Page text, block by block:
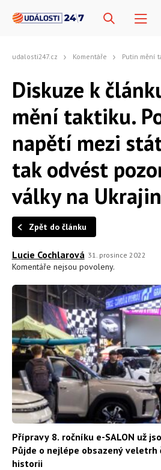
udalosti247.cz Komentáře Putin mění taktiku.
Diskuze k
mění taktiku.
napětí mezi
tak odvést
války na
Zpět do článku
Lucie Cochlarová 31. prosince 2022
Komentáře nejsou povoleny.
Přípravy 8. ročníku e-SALON už
Půjde o nejlépe obsazený
historii